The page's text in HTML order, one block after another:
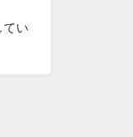
てい